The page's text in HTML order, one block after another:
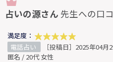
占いの源さん 先生への口
満足度：
電話占い
［投稿日］2025年04月
匿名 / 20代 女性